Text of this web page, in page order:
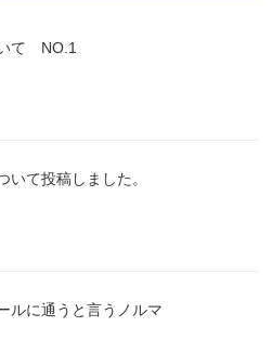
て NO.1
いて投稿しました。
ルに通うと言うノルマ